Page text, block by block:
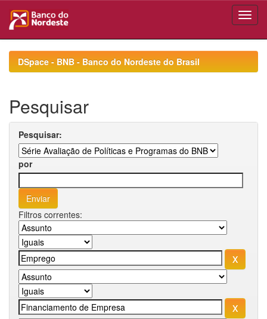
navigationDSpace - BNB - Banco do Nordeste do Brasil
Pesquisar
Pesquisar:
por
Filtros correntes: